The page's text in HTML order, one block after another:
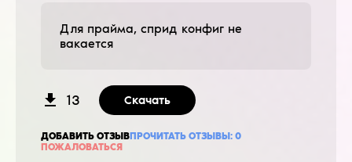
Для прайма, сприд конфиг не
вакается
13 Скачать
ДОБАВИТЬ ОТЗЫВПРОЧИТАТЬ ОТЗЫВЫ: 0
ПОЖАЛОВАТЬСЯ